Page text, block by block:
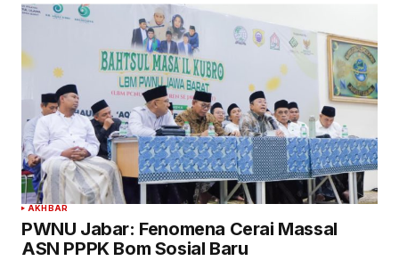
AKHBAR
PWNU Jabar: Fenomena Cerai Massal
ASN PPPK Bom Sosial Baru